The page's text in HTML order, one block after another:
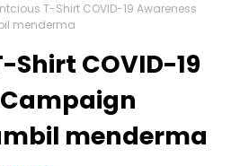
T-Shirt COVID-19 Awareness
menderma
Shirt COVID-19
menderma